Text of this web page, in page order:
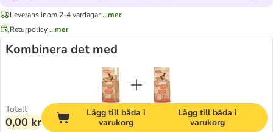
Leverans inom 2-4 vardagar...mer
Returpolicy...mer
Kombinera det med
Totalt
0,00 kr
Lägg till båda i
varukorg
Lägg till båda i
varukorg